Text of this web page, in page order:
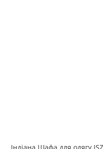
Індіана Шафа для одягу